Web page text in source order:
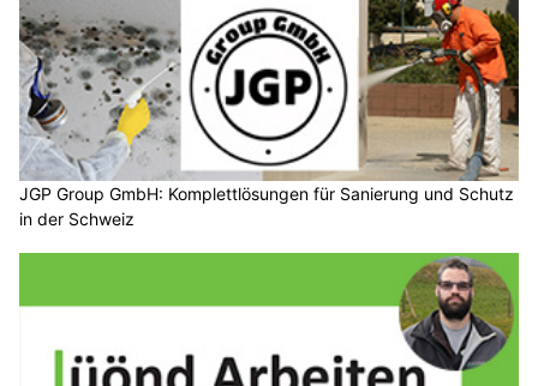
JGP Group GmbH: Komplettlösungen für Sanierung und Schutz
in der Schweiz